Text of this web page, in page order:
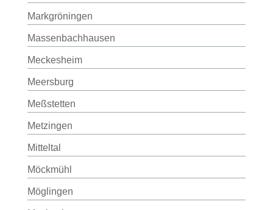
Markgröningen
Massenbachhausen
Meckesheim
Meersburg
Meßstetten
Metzingen
Mitteltal
Möckmühl
Möglingen